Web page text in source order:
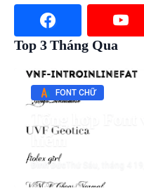
Top 3 Tháng Qua
FONT CHỮ
Tổng hợp Font
hiếm
Đình Đức